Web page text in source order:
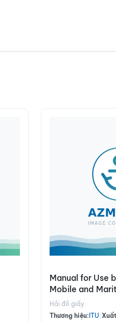
Manual for Use
Mobile and
Satellite
Manual)
Hải đồ giấy
Thương hiệu: ITU